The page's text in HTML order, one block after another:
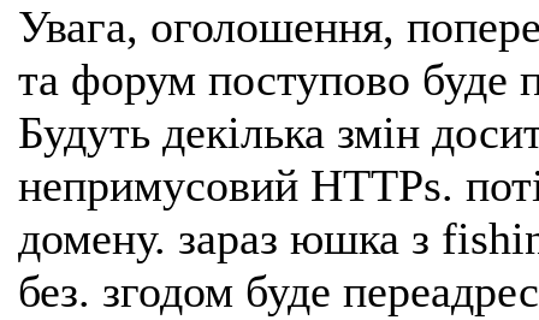
Увага, оголошення,
та форум поступово буде
Будуть декілька змін
непримусовий HTTPs.
домену. зараз юшка з
без. згодом буде